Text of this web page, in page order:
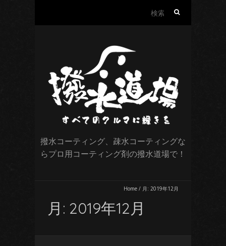
撥水コーティング、疎水コーティングな
らプロ用コーティング剤の撥水道場で！
Home / 月: 2019年12月
月: 2019年12月